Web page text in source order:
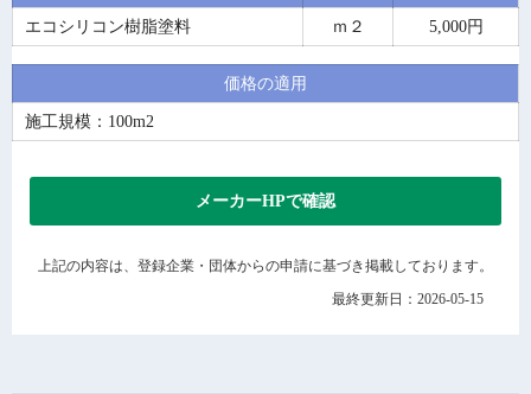
エコシリコン樹脂塗料
ｍ２ 5,000円
価格の適用
施工規模：100m2
メーカーHPで確認
上記の内容は、登録企業・団体からの申請に基づき掲載しております。
最終更新日：2026-05-15